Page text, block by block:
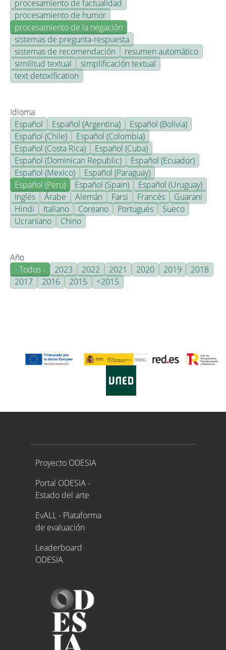
procesamiento de factualidad
procesamiento de humor
procesamiento de la negación
sistemas de pregunta-respuesta
sistemas de recomendación
resumen automático
similitud textual
simplificación textual
text detoxification
Idioma
Español
Español (Argentina)
Español (Bolivia)
Español (Chile)
Español (Colombia)
Español (Costa Rica)
Español (Cuba)
Español (Dominican Republic)
Español (Ecuador)
Español (Mexico)
Español (Paraguay)
Español (Peru)
Español (Spain)
Español (Uruguay)
Inglés
Árabe Alemán Farsi Francés
Guarani
Hindi
Italiano Coreano Portugués
Sueco
Ucraniano
Chino
Año
- Todos -
2023 2022 2021 2020 2019
2018
2017
2016 2015 <2015
Proyecto ODESIA
Proyecto ODESIA
Portal ODESIA -
Estado del arte
EvALL - Plataforma
de evaluación
Leaderboard
ODESIA